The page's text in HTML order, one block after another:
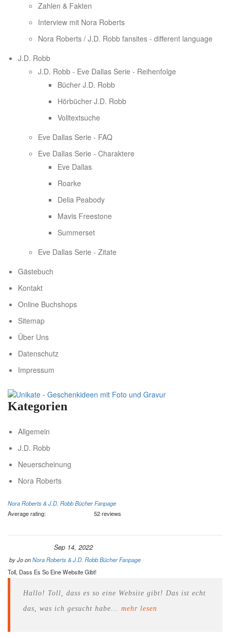
Zahlen & Fakten
Interview mit Nora Roberts
Nora Roberts / J.D. Robb fansites - different language
J.D. Robb
J.D. Robb - Eve Dallas Serie - Reihenfolge
Bücher J.D. Robb
Hörbücher J.D. Robb
Volltextsuche
Eve Dallas Serie - FAQ
Eve Dallas Serie - Charaktere
Eve Dallas
Roarke
Delia Peabody
Mavis Freestone
Summerset
Eve Dallas Serie - Zitate
Gästebuch
Kontakt
Online Buchshops
Sitemap
Über Uns
Datenschutz
Impressum
Kategorien
Allgemein
J.D. Robb
Neuerscheinung
Nora Roberts
Nora Roberts & J.D. Robb Bücher Fanpage
Average rating:
52 reviews
Sep 14, 2022
byJoonNora Roberts & J.D. Robb Bücher Fanpage
Toll, Dass Es So Eine Website Gibt!
Hallo! Toll, dass es so eine Website gibt! Das ist echt
das, was ich gesucht habe... mehr lesen